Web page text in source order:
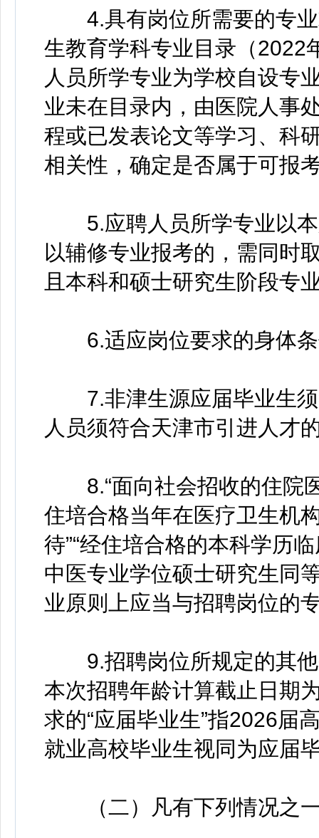
4.具有岗位所需要的专业
生教育学科专业目录（2022
人员所学专业为学校自设专
业未在目录内，由医院人事
程或已发表论文等学习、科
相关性，确定是否属于可报
5.应聘人员所学专业以本
以辅修专业报考的，需同时
且本科和硕士研究生阶段专
6.适应岗位要求的身体条
7.非津生源应届毕业生须
人员须符合天津市引进人才
8.“面向社会招收的住院
住培合格当年在医疗卫生机
待”“经住培合格的本科学历
中医专业学位硕士研究生同
业原则上应当与招聘岗位的
9.招聘岗位所规定的其他
本次招聘年龄计算截止日期
求的“应届毕业生”指2026届
就业高校毕业生视同为应届
（二）凡有下列情况之一